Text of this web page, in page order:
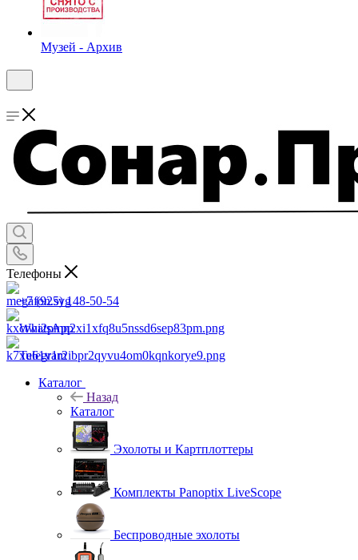
Музей - Архив
Телефоны
+7 (925) 148-50-54
WhatsApp
Telegram
Каталог
Назад
Каталог
Эхолоты и Картплоттеры
Комплекты Panoptix LiveScope
Беспроводные эхолоты